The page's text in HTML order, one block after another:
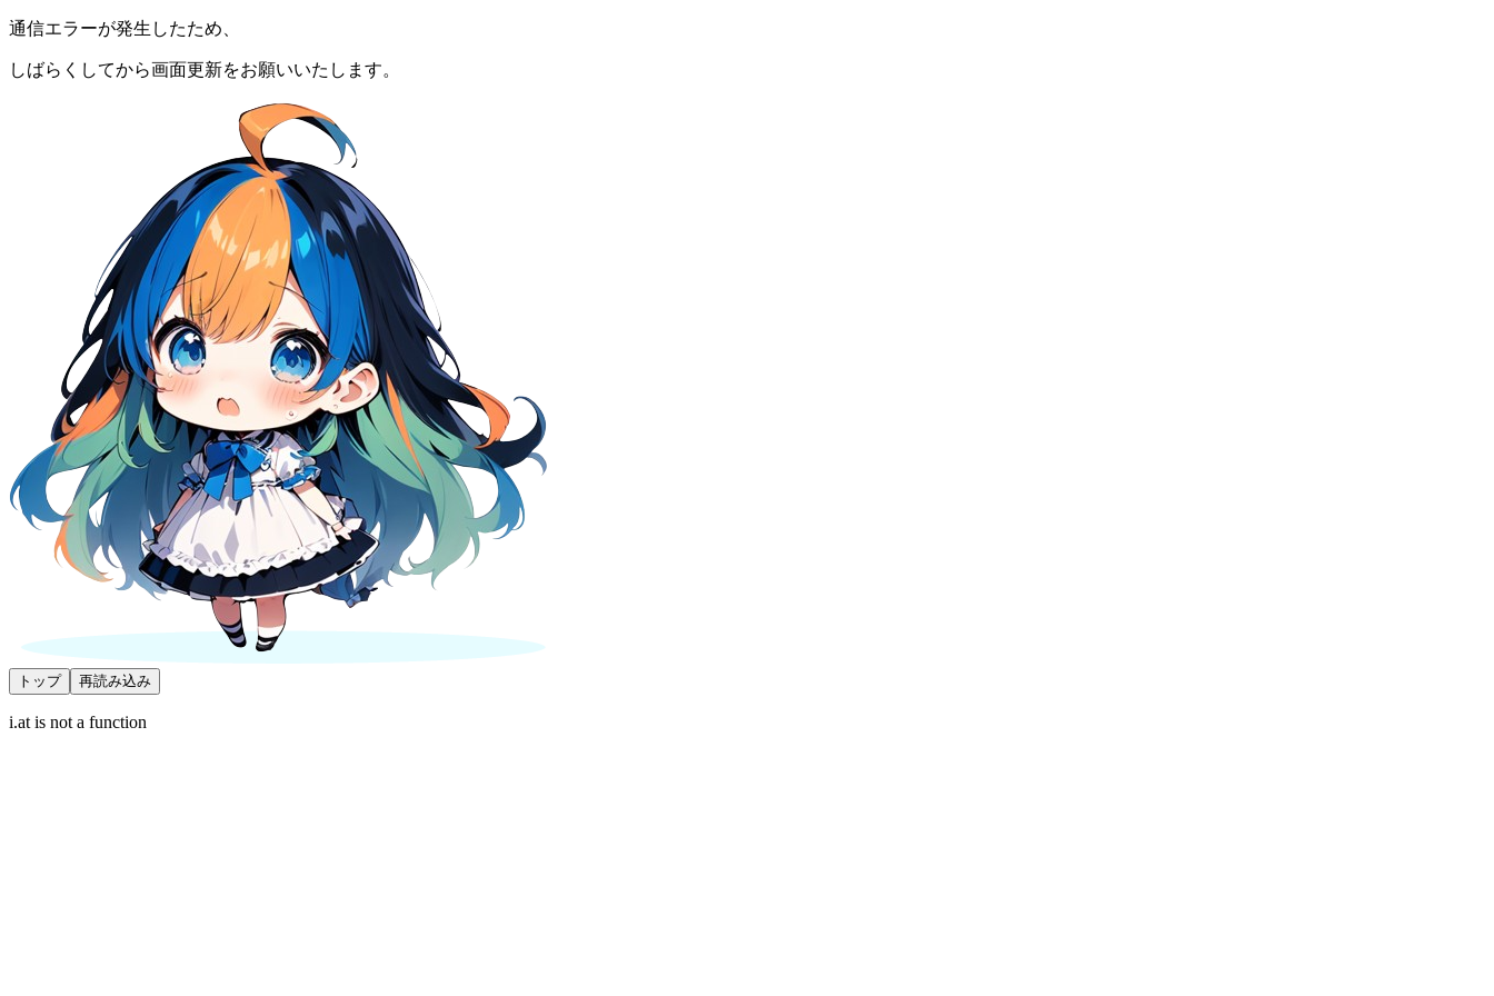
通信エラーが発生したため、
しばらくしてから画面更新をお願いいたします。
トップ 再読み込み
i.at is not a function